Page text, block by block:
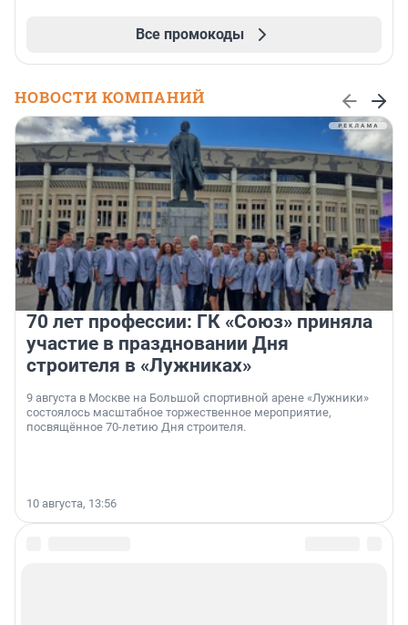
Все промокоды
НОВОСТИ КОМПАНИЙ
70 лет профессии: ГК «Союз» приняла
участие в праздновании Дня
строителя в «Лужниках»
9 августа в Москве на Большой спортивной арене «Лужники»
состоялось масштабное торжественное мероприятие,
посвящённое 70-летию Дня строителя.
10 августа, 13:56